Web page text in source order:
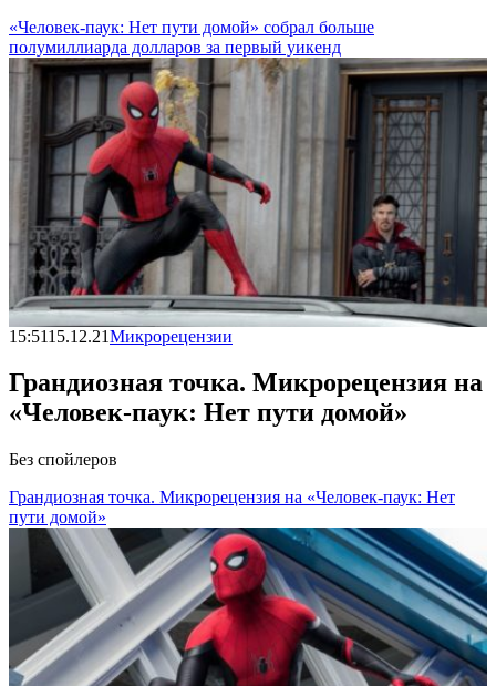
«Человек-паук: Нет пути домой» собрал больше
полумиллиарда долларов за первый уикенд
15:5115.12.21Микрорецензии
Грандиозная точка. Микрорецензия на
«Человек-паук: Нет пути домой»
Без спойлеров
Грандиозная точка. Микрорецензия на «Человек-паук: Нет
пути домой»